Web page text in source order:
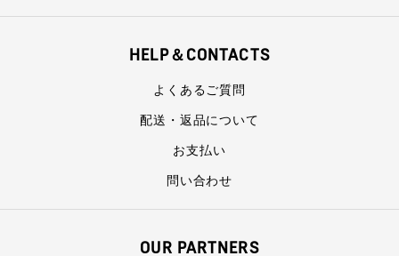
HELP＆CONTACTS
よくあるご質問
配送・返品について
お支払い
問い合わせ
OUR PARTNERS